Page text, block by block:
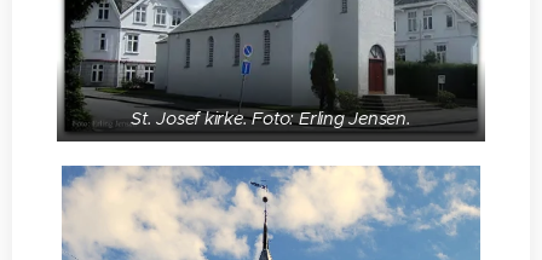
St. Josef kirke. Foto: Erling Jensen.